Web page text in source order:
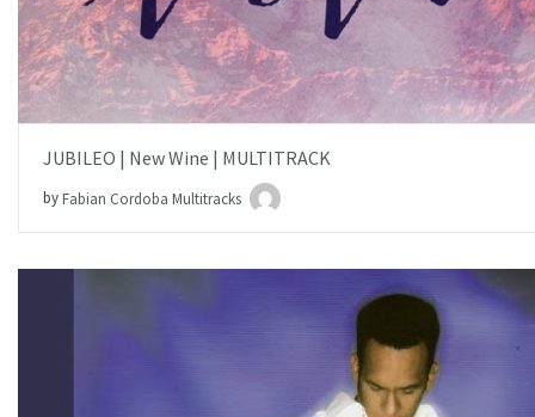
JUBILEO | New Wine | MULTITRACK
byFabian Cordoba Multitracks